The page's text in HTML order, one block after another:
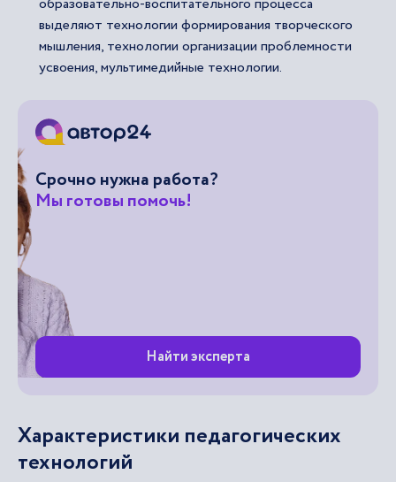
выделяют технологии формирования творческого
мышления, технологии организации проблемности
усвоения, мультимедийные технологии.
Срочно нужна работа?
Мы готовы помочь!
Найти эксперта
Характеристики педагогических
технологий